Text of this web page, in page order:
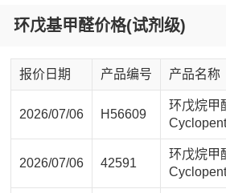
环戊基甲醛价格(试剂级)
报价日期 产品编号 产品名称
2026/07/06 H56609
环戊烷甲
2026/07/06 42591
环戊烷甲